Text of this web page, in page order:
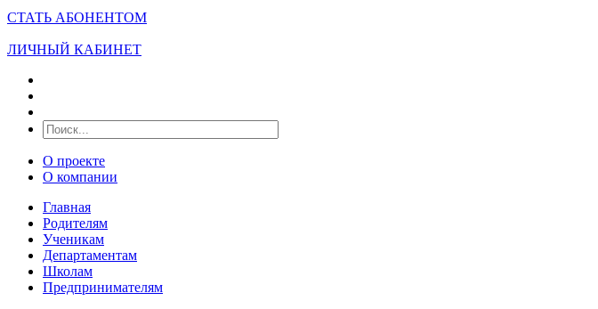
СТАТЬ АБОНЕНТОМ
ЛИЧНЫЙ КАБИНЕТ
О проекте
О компании
Главная
Родителям
Ученикам
Департаментам
Школам
Предпринимателям